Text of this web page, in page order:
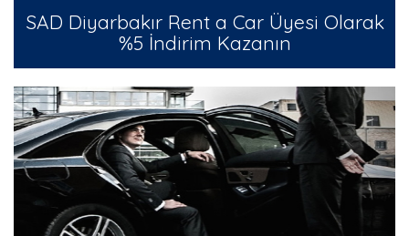
SAD Diyarbakır Rent a Car Üyesi Olarak
%5 İndirim Kazanın